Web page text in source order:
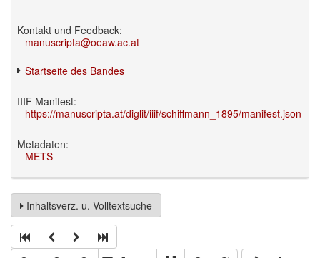
Kontakt und Feedback:
manuscripta@oeaw.ac.at
Startseite des Bandes
IIIF Manifest:
https://manuscripta.at/diglit/iiif/schiffmann_1895/manifest.json
Metadaten:
METS
Inhaltsverz. u. Volltextsuche